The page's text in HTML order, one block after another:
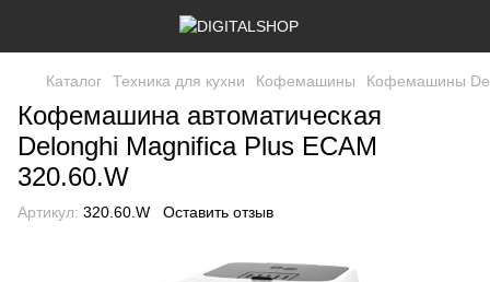
Каталог Техника для кухни Кофемашины Кофемашины
Кофемашина автоматическая
Delonghi Magnifica Plus ECAM
320.60.W
Артикул: 320.60.W Оставить отзыв